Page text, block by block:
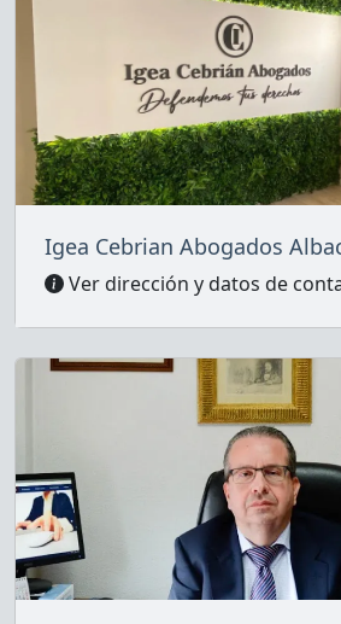
Igea Cebrian Abogados
Ver dirección y datos de